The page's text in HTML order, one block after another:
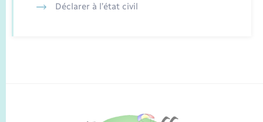
Déclarer à l’état civil